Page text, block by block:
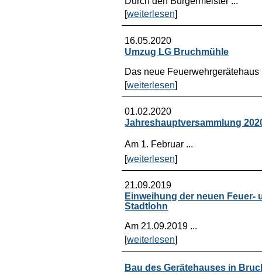
[weiterlesen]
16.05.2020
Umzug LG Bruchmühle
Das neue Feuerwehrgerätehaus
[weiterlesen]
01.02.2020
Jahreshauptversammlung
Am 1. Februar ...
[weiterlesen]
21.09.2019
Einweihung der neuen
Stadtlohn
Am 21.09.2019 ...
[weiterlesen]
Bau des Gerätehauses in